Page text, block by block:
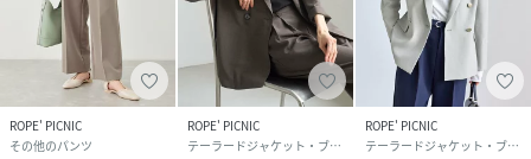
ROPE' PICNIC
その他のパンツ
ROPE' PICNIC
テーラードジャケット・ブレザー
ROPE' PICNIC
テーラードジャケット・ブレザー